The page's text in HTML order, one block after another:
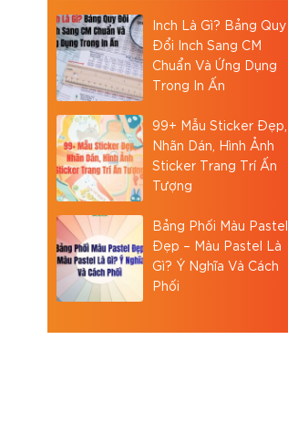
Inch Là Gì? Bảng Quy
Đổi Inch Sang CM
Chuẩn Và Ứng Dụng
Trong In Ấn
99+ Mẫu Sticker Đẹp,
Nhãn Dán, Hình Ảnh
Sticker Trang Trí Ấn
Tượng
Bảng Phối Màu Pastel
Đẹp – Màu Pastel Là
Gì? Ý Nghĩa Và Cách
Phối